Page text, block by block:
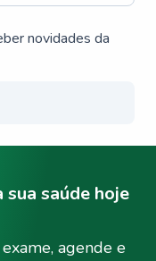
novidades da
saúde hoje
agende e